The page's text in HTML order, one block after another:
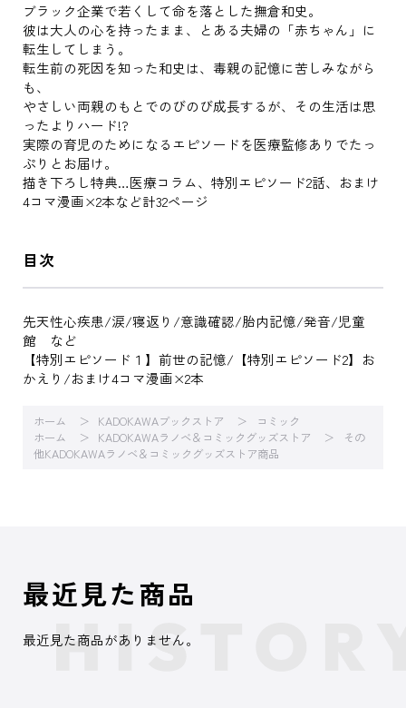
ブラック企業で若くして命を落とした撫倉和史。
彼は大人の心を持ったまま、とある夫婦の「赤ちゃん」に
転生してしまう。
転生前の死因を知った和史は、毒親の記憶に苦しみながら
も、
やさしい両親のもとでのびのび成長するが、その生活は思
ったよりハード!?
実際の育児のためになるエピソードを医療監修ありでたっ
ぷりとお届け。
描き下ろし特典…医療コラム、特別エピソード2話、おまけ
4コマ漫画×2本など計32ページ
目次
先天性心疾患/涙/寝返り/意識確認/胎内記憶/発音/児童
館 など
【特別エピソード１】前世の記憶/【特別エピソード2】お
かえり/おまけ4コマ漫画×2本
ホーム KADOKAWAブックストア
コミック
ホーム
KADOKAWAラノベ＆コミックグッズストア
その
他KADOKAWAラノベ＆コミックグッズストア商品
最近見た商品
最近見た商品がありません。